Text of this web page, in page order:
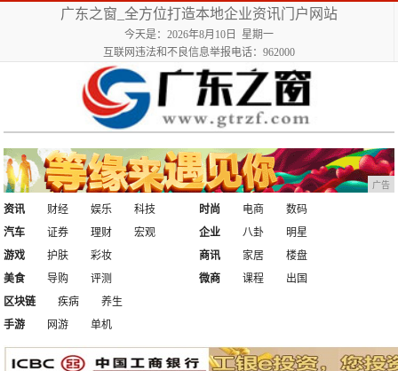
广东之窗_全方位打造本地企业资讯门户网站
今天是：2026年8月10日 星期一
互联网违法和不良信息举报电话：962000
广告
资讯 财经 娱乐
科技
汽车
证券 理财 宏观
时尚 电商
数码
企业
八卦
明星
游戏
护肤
彩妆
美食
导购 评测
商讯 家居
楼盘
微商
课程
出国
区块链
疾病
养生
手游
网游 单机